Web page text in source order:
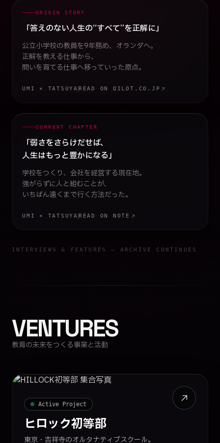
2023
ORIGIN STORY
「答えのない人生の“すべて”を正解に」
公立小学校の教員を9年務め、オランダへ。
正解を教える仕事から、
問いを育てる仕事へ移っていった原点。
UMI × TATSUYA READ ON QILOT.CO.JP
2026
CURRENT CHAPTER
「弱さをさらけだせば、
人生はもっと豊かになる」
学校をつくり、会社を経営する現在地。
強がらずに人と組むことが、
いちばん遠くまで行く方法だった。
UMI × TATSUYA READ ON NOTE
INTERVIEWS & FEATURES — ARCHIVE CONTINUES
VENTURES
教育の未来をつくる事業と活動
Active Project
ヒロック初等部
東京・吉祥寺のオルタナティブスクール。